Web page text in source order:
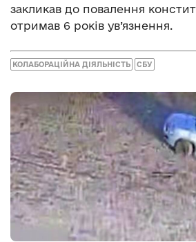
закликав до повалення
отримав 6 років ув’язнення.
КОЛАБОРАЦІЙНА ДІЯЛЬНІСТЬ СБУ